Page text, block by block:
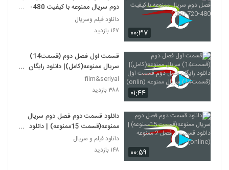
۰۰:۳۷
دوم سریال ممنوعه با کیفیت 480-
720-1080
دانلود فیلم وسریال
۱۶۷ بازدید
۰۱:۴۴
قسمت اول فصل دوم (قسمت14)
سریال ممنوعه(کامل)| دانلود رایگان
سریال ممنوعه (onlin)
film&seriyal
۳۸۸ بازدید
۰۰:۵۹
دانلود قسمت دوم فصل دوم سریال
ممنوعه(قسمت 15ممنوعه) | دانلود
قسمت 2 فصل 2 ممنوعه (online)
دانلود فیلم و سریال
۱۴۸ بازدید